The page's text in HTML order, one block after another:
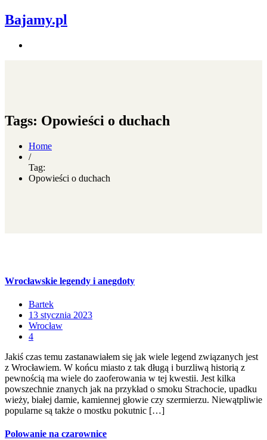
Bajamy.pl
Tags: Opowieści o duchach
Home
/
Tag:
Opowieści o duchach
Wrocławskie legendy i anegdoty
Bartek
13 stycznia 2023
Wrocław
4
Jakiś czas temu zastanawiałem się jak wiele legend związanych jest
z Wrocławiem. W końcu miasto z tak długą i burzliwą historią z
pewnością ma wiele do zaoferowania w tej kwestii. Jest kilka
powszechnie znanych jak na przykład o smoku Strachocie, upadku
wieży, białej damie, kamiennej głowie czy szermierzu. Niewątpliwie
popularne są także o mostku pokutnic […]
Polowanie na czarownice